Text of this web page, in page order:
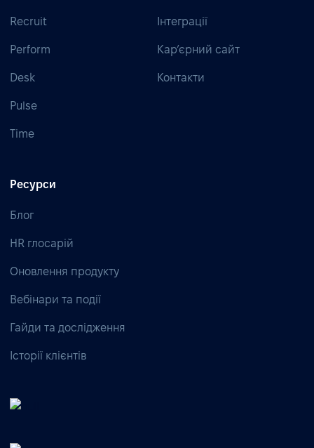
Recruit
Perform
Desk
Pulse
Time
Інтеграції
Кар’єрний сайт
Контакти
Ресурси
Блог
HR глосарій
Оновлення продукту
Вебінари та події
Гайди та дослідження
Історії клієнтів